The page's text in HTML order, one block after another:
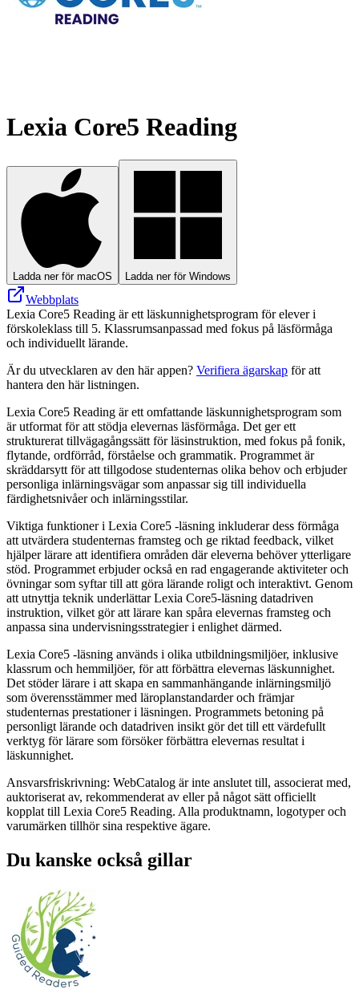
Lexia Core5 Reading
Ladda ner för macOS Ladda ner för Windows
Webbplats
Lexia Core5 Reading är ett läskunnighetsprogram för elever i
förskoleklass till 5. Klassrumsanpassad med fokus på läsförmåga
och individuellt lärande.
Är du utvecklaren av den här appen? Verifiera ägarskap för att
hantera den här listningen.
Lexia Core5 Reading är ett omfattande läskunnighetsprogram som
är utformat för att stödja elevernas läsförmåga. Det ger ett
strukturerat tillvägagångssätt för läsinstruktion, med fokus på fonik,
flytande, ordförråd, förståelse och grammatik. Programmet är
skräddarsytt för att tillgodose studenternas olika behov och erbjuder
personliga inlärningsvägar som anpassar sig till individuella
färdighetsnivåer och inlärningsstilar.
Viktiga funktioner i Lexia Core5 -läsning inkluderar dess förmåga
att utvärdera studenternas framsteg och ge riktad feedback, vilket
hjälper lärare att identifiera områden där eleverna behöver ytterligare
stöd. Programmet erbjuder också en rad engagerande aktiviteter och
övningar som syftar till att göra lärande roligt och interaktivt. Genom
att utnyttja teknik underlättar Lexia Core5-läsning datadriven
instruktion, vilket gör att lärare kan spåra elevernas framsteg och
anpassa sina undervisningsstrategier i enlighet därmed.
Lexia Core5 -läsning används i olika utbildningsmiljöer, inklusive
klassrum och hemmiljöer, för att förbättra elevernas läskunnighet.
Det stöder lärare i att skapa en sammanhängande inlärningsmiljö
som överensstämmer med läroplanstandarder och främjar
studenternas prestationer i läsningen. Programmets betoning på
personligt lärande och datadriven insikt gör det till ett värdefullt
verktyg för lärare som försöker förbättra elevernas resultat i
läskunnighet.
Ansvarsfriskrivning: WebCatalog är inte anslutet till, associerat med,
auktoriserat av, rekommenderat av eller på något sätt officiellt
kopplat till Lexia Core5 Reading. Alla produktnamn, logotyper och
varumärken tillhör sina respektive ägare.
Du kanske också gillar